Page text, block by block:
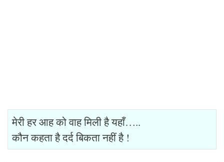
मेरी हर आह को वाह मिली है यहाँ…..
कौन कहता है दर्द बिकता नहीं है !